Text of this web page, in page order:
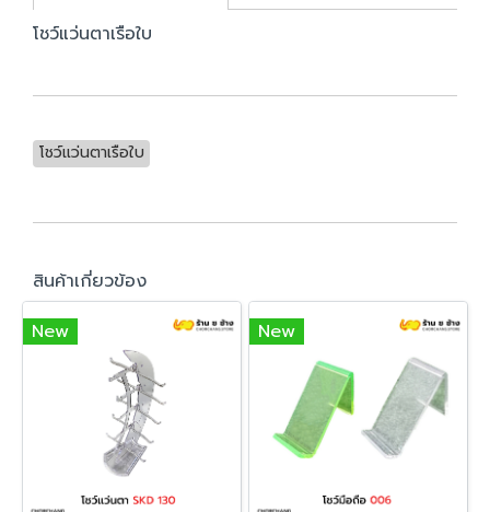
โชว์แว่นตาเรือใบ
โชว์แว่นตาเรือใบ
สินค้าเกี่ยวข้อง
New
New